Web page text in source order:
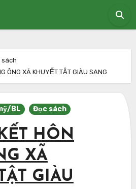
sách
ÔNG XÃ KHUYẾT TẬT GIÀU SANG
BL Đọc sách
HÔN
XÃ
GIÀU